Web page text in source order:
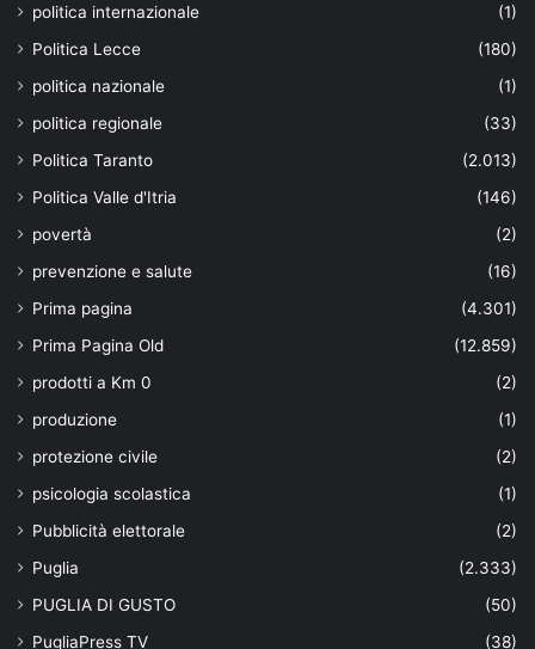
politica internazionale
(1)
Politica Lecce
(180)
politica nazionale
(1)
politica regionale
(33)
Politica Taranto
(2.013)
Politica Valle d'Itria
(146)
povertà
(2)
prevenzione e salute
(16)
Prima pagina
(4.301)
Prima Pagina Old
(12.859)
prodotti a Km 0
(2)
produzione
(1)
protezione civile
(2)
psicologia scolastica
(1)
Pubblicità elettorale
(2)
Puglia
(2.333)
PUGLIA DI GUSTO
(50)
PugliaPress TV
(38)